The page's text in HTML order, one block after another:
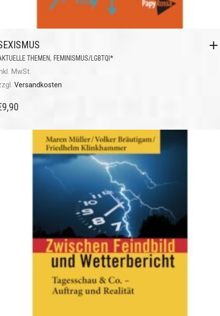
THEMEN, FEMINISMUS/LGBTQI*
MwSt.
Versandkosten
9,90